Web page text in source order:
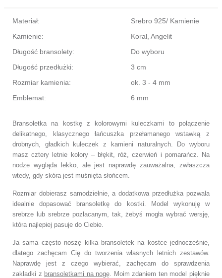
Materiał:
Srebro 925/ Kamienie
Kamienie:
Koral, Angelit
Długość bransolety:
Do wyboru
Długość przedłużki:
3 cm
Rozmiar kamienia:
ok. 3 - 4 mm
Emblemat:
6 mm
Bransoletka na kostkę z kolorowymi kuleczkami to połączenie
delikatnego, klasycznego łańcuszka przełamanego wstawką z
drobnych, gładkich kuleczek z kamieni naturalnych. Do wyboru
masz cztery letnie kolory – błękit, róż, czerwień i pomarańcz. Na
nodze wygląda lekko, ale jest naprawdę zauważalna, zwłaszcza
wtedy, gdy skóra jest muśnięta słońcem.
Rozmiar dobierasz samodzielnie, a dodatkowa przedłużka pozwala
idealnie dopasować bransoletkę do kostki. Model wykonuję w
srebrze lub srebrze pozłacanym, tak, żebyś mogła wybrać wersję,
która najlepiej pasuje do Ciebie.
Ja sama często noszę kilka bransoletek na kostce jednocześnie,
dlatego zachęcam Cię do tworzenia własnych letnich zestawów.
Naprawdę jest z czego wybierać, zachęcam do sprawdzenia
zakładki z bransoletkami na nogę. Moim zdaniem ten model pięknie